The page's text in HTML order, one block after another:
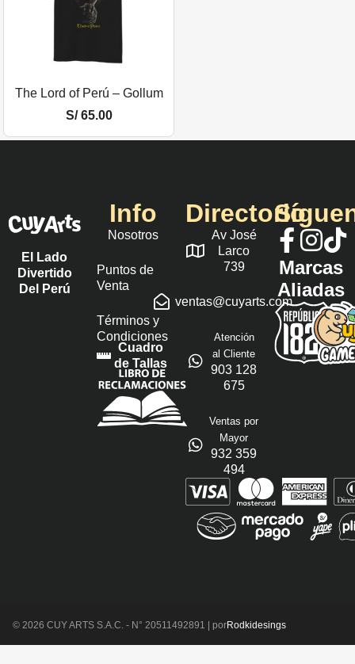
The Lord of Perú – Gollum
S/65.00
El Lado
Divertido
Del Perú
Info
Nosotros
Puntos de
Venta
Términos y
Condiciones
Cuadro
de Tallas
Directorio
Av José
Larco
739
ventas@cuyarts.com
Atención
al Cliente
903 128
675
Ventas por
Mayor
932 359
494
Marcas
Aliadas
© 2026 CUY ARTS S.A.C. - N° 20511492891 | porRodkidesings